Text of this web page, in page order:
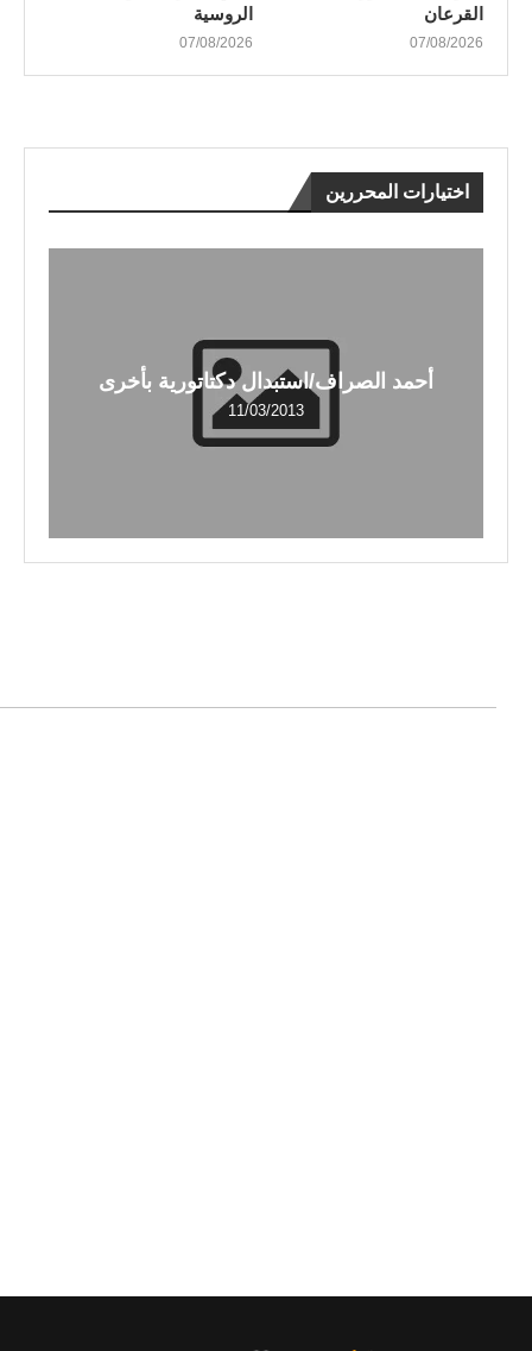
القرعان
07/08/2026
الروسية
07/08/2026
اختيارات المحررين
أحمد الصراف/استبدال دكتاتورية بأخرى
11/03/2013